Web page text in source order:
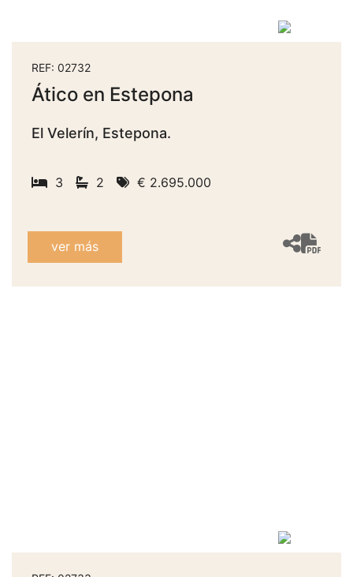
REF: 02732
Ático en Estepona
El Velerín, Estepona.
3 2 € 2.695.000
ver más